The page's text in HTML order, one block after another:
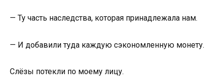
— Ту часть наследства, которая принадлежала нам.
— И добавили туда каждую сэкономленную монету.
Слёзы потекли по моему лицу.